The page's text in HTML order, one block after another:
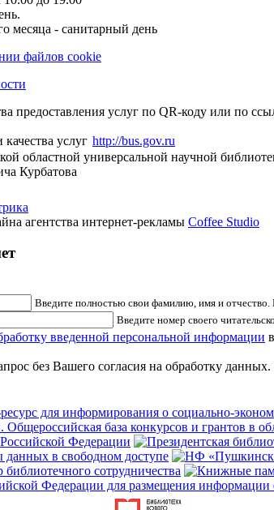
месяца - санитарный день
файлов cookie
предоставления услуг по QR-коду или по
http://bus.gov.ru
областной универсальной научной
Курбатова
агентства интернет-рекламы Coffee Studio
Введите полностью свои фамилию, имя и
Введите номер своего
введенной персональной информации
без Вашего согласия на обработку